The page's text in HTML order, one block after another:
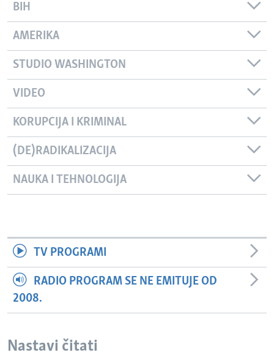
BIH
AMERIKA
STUDIO WASHINGTON
VIDEO
KORUPCIJA I KRIMINAL
(DE)RADIKALIZACIJA
NAUKA I TEHNOLOGIJA
TV PROGRAMI
RADIO PROGRAM SE NE EMITUJE OD
2008.
Nastavi čitati